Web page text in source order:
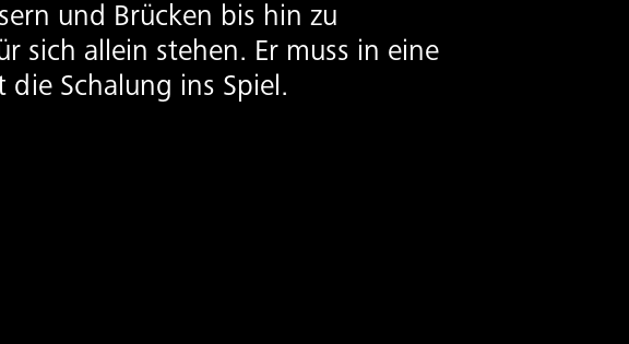
und Brücken bis hin zu
sich allein stehen. Er muss in eine
Schalung ins Spiel.